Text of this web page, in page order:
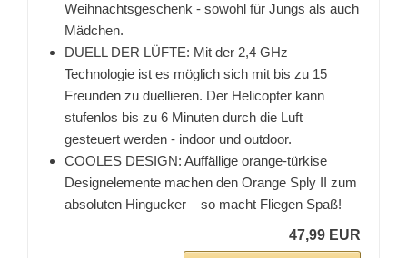
Weihnachtsgeschenk - sowohl für Jungs als auch
Mädchen.
DUELL DER LÜFTE: Mit der 2,4 GHz
Technologie ist es möglich sich mit bis zu 15
Freunden zu duellieren. Der Helicopter kann
stufenlos bis zu 6 Minuten durch die Luft
gesteuert werden - indoor und outdoor.
COOLES DESIGN: Auffällige orange-türkise
Designelemente machen den Orange Sply II zum
absoluten Hingucker – so macht Fliegen Spaß!
47,99 EUR